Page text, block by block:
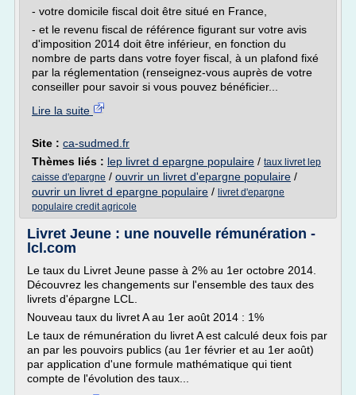
- votre domicile fiscal doit être situé en France,
- et le revenu fiscal de référence figurant sur votre avis
d'imposition 2014 doit être inférieur, en fonction du
nombre de parts dans votre foyer fiscal, à un plafond fixé
par la réglementation (renseignez-vous auprès de votre
conseiller pour savoir si vous pouvez bénéficier...
Lire la suite
Site : ca-sudmed.fr
Thèmes liés : lep livret d epargne populaire / taux livret lep
caisse d'epargne / ouvrir un livret d'epargne populaire /
ouvrir un livret d epargne populaire / livret d'epargne
populaire credit agricole
Livret Jeune : une nouvelle rémunération -
lcl.com
Le taux du Livret Jeune passe à 2% au 1er octobre 2014.
Découvrez les changements sur l'ensemble des taux des
livrets d'épargne LCL.
Nouveau taux du livret A au 1er août 2014 : 1%
Le taux de rémunération du livret A est calculé deux fois par
an par les pouvoirs publics (au 1er février et au 1er août)
par application d'une formule mathématique qui tient
compte de l'évolution des taux...